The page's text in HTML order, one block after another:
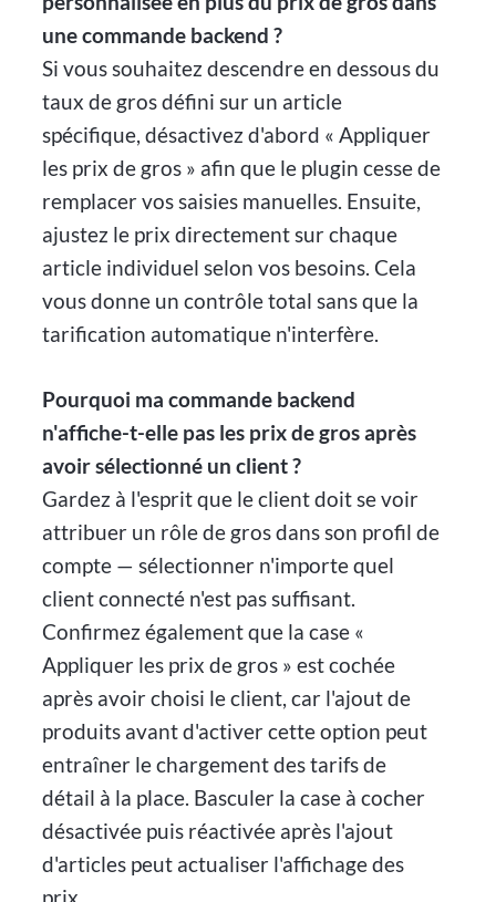
une commande backend ?
Si vous souhaitez descendre en dessous du
taux de gros défini sur un article
spécifique, désactivez d'abord « Appliquer
les prix de gros » afin que le plugin cesse de
remplacer vos saisies manuelles. Ensuite,
ajustez le prix directement sur chaque
article individuel selon vos besoins. Cela
vous donne un contrôle total sans que la
tarification automatique n'interfère.
Pourquoi ma commande backend
n'affiche-t-elle pas les prix de gros après
avoir sélectionné un client ?
Gardez à l'esprit que le client doit se voir
attribuer un rôle de gros dans son profil de
compte — sélectionner n'importe quel
client connecté n'est pas suffisant.
Confirmez également que la case «
Appliquer les prix de gros » est cochée
après avoir choisi le client, car l'ajout de
produits avant d'activer cette option peut
entraîner le chargement des tarifs de
détail à la place. Basculer la case à cocher
désactivée puis réactivée après l'ajout
d'articles peut actualiser l'affichage des
prix.